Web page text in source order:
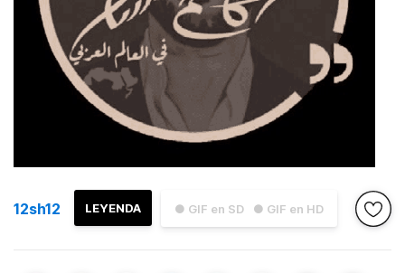
● GIF en SD ● GIF en HD
LEYENDA
12sh12